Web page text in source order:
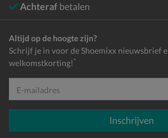
Achteraf betalen
Altijd op de hoogte zijn?
Schrijf je in voor de Shoemixx nieuwsbrief
welkomstkorting! *
E-mailadres
Inschrijven